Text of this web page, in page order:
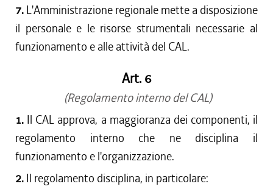
7. L'Amministrazione regionale mette a disposizione
il personale e le risorse strumentali necessarie al
funzionamento e alle attività del CAL.
Art. 6
(Regolamento interno del CAL)
1. Il CAL approva, a maggioranza dei componenti, il
regolamento interno che ne disciplina il
funzionamento e l'organizzazione.
2. Il regolamento disciplina, in particolare: